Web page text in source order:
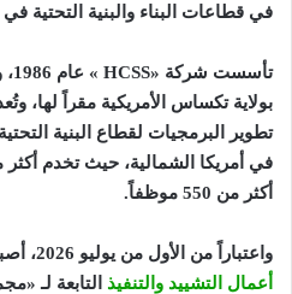
في قطاعات البناء والبنية التحتية
تأسست شركة «HCSS
»
بولاية تكساس الأمريكية مقراً
تطوير البرمجيات لقطاع البنية
أكثر من 550 موظفاً
.
واعتباراً من الأول من يوليو 2026، أصبحت «
أعمال التشييد والتنفيذ التابعة لـ